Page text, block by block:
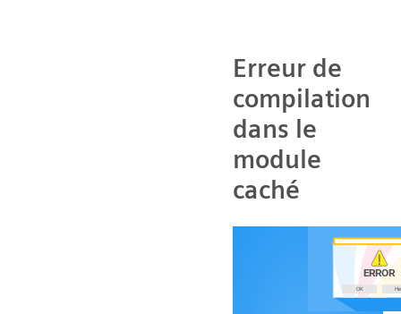
Erreur de
compilation
dans le
module
caché